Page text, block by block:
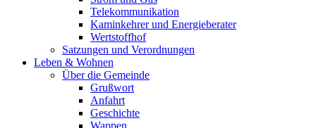
Telekommunikation
Kaminkehrer und Energieberater
Wertstoffhof
Satzungen und Verordnungen
Leben & Wohnen
Über die Gemeinde
Grußwort
Anfahrt
Geschichte
Wappen